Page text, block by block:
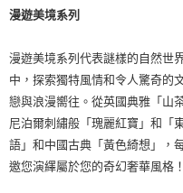
漫遊美境系列
漫遊美境系列代表謎樣的自然世
中，探索獨特風情和令人驚奇的
戀與浪漫嚮往。從英國典雅「山
尼泊爾刺繡般「瑰麗紅寶」和「
語」和中國古典「黃色綺想」，
邀您演繹屬於您的奇幻奢華風格！